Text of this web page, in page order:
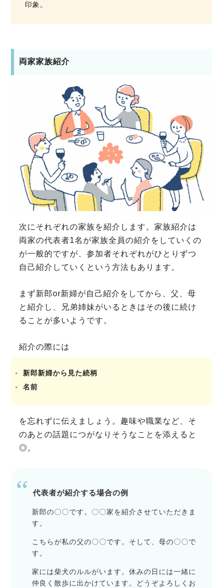
印象。
両家家族紹介
次にそれぞれの家族を紹介します。家族紹介は
両家の代表者1名が家族全員の紹介をしていくの
が一般的ですが、参加者それぞれがひとりずつ
自己紹介していくという方法もあります。
まず新郎or新婦が自己紹介をしてから、父、母
と紹介し、兄弟姉妹がいるときはその後に続け
ることが多いようです。
紹介の際には
新郎新婦から見た続柄
名前
を忘れずに伝えましょう。趣味や職業など、そ
のあとの話題につがなりそうなことを添えると
◎。
代表者が紹介する場合の例
新郎の〇〇です。〇〇家を紹介させていただきま
す。
こちらが私の父の〇〇です。そして、母の〇〇で
す。
家には柴犬のルルがいます。休みの日には一緒に
仲良く散歩に出かけています。どうぞよろしくお